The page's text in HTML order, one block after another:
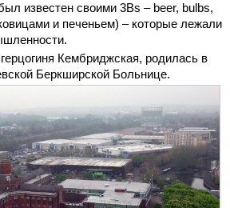
известен своими 3Bs – beer, bulbs,
и печеньем) – которые лежали
Кембриджская, родилась в
Беркширской Больнице.